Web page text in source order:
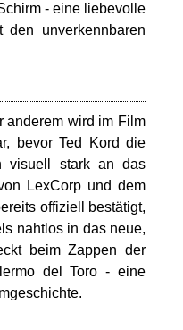
- eine liebevolle
den unverkennbaren
anderem wird im Film
bevor Ted Kord die
visuell stark an das
LexCorp und dem
offiziell bestätigt,
nahtlos in das neue,
beim Zappen der
del Toro - eine